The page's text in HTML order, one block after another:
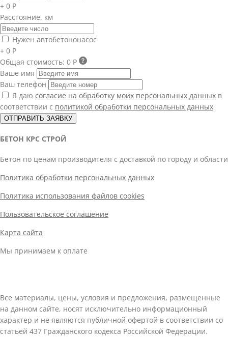
+ 0 Р
Расстояние, км
Нужен автобетононасос
+ 0 Р
Общая стоимость: 0 Р
Ваше имя
Ваш телефон
Я даю согласие на обработку моих персональных данных в
соответствии с политикой обработки персональных данных
ОТПРАВИТЬ ЗАЯВКУ
БЕТОН КРС СТРОЙ
Бетон по ценам производителя с доставкой по городу и области
Политика обработки персональных данных
Политика использования файлов cookies
Пользовательское соглашение
Карта сайта
Мы принимаем к оплате
Все материалы, цены, условия и предложения, размещенные
на данном сайте, носят исключительно информационный
характер и не являются публичной офертой в соответствии со
статьей 437 Гражданского кодекса Российской Федерации.